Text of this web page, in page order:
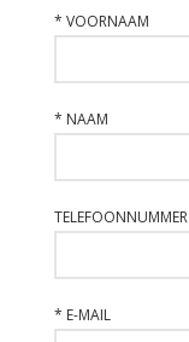
* VOORNAAM
* NAAM
TELEFOONNUMMER
* E-MAIL